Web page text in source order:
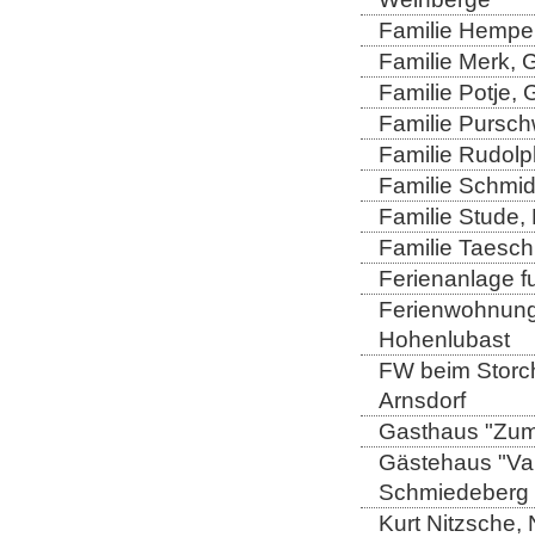
Familie
Familie Merk,
Familie Potje,
Familie
Familie
Familie
Familie Stude,
Familie
Ferienanlage
Hohenlubast
FW beim
Arnsdorf
Gasthaus
Gästehaus
Schmiedeberg
Kurt Nitzsche,